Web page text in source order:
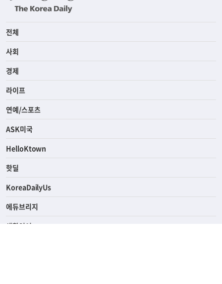
전체
사회
경제
라이프
연예/스포츠
ASK미국
HelloKtown
핫딜
KoreaDailyUs
에듀브리지
생활영어